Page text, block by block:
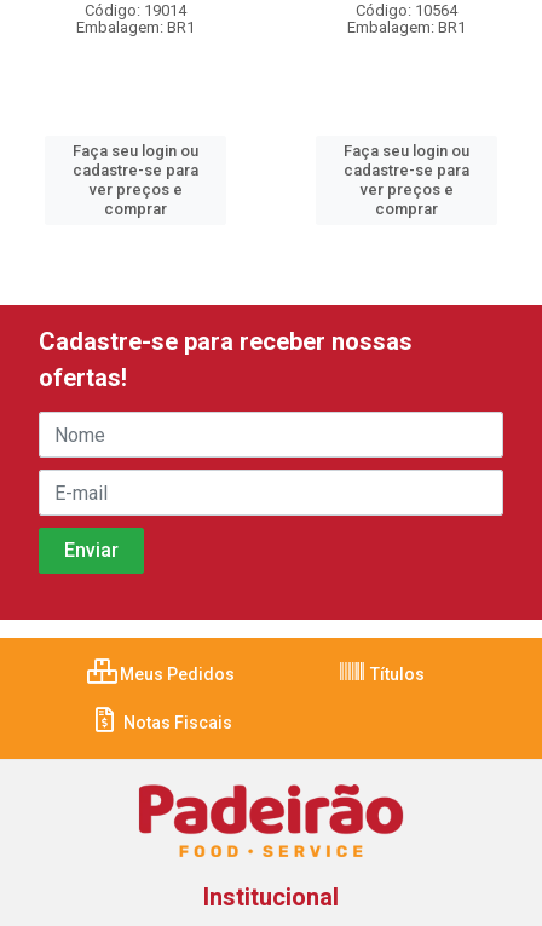
Código: 19014
Embalagem: BR1
Faça seu login ou
cadastre-se para
ver preços e
comprar
Código: 10564
Embalagem: BR1
Faça seu login ou
cadastre-se para
ver preços e
comprar
Cadastre-se para receber nossas
ofertas!
Meus Pedidos Títulos
Notas Fiscais
Institucional